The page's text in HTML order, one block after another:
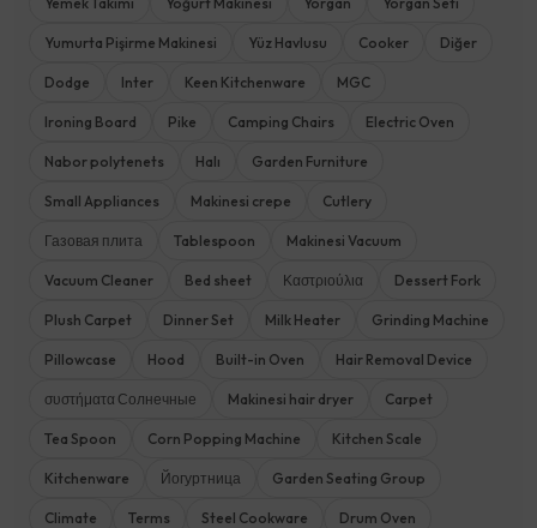
Yumurta Pişirme Makinesi Yüz Havlusu Cooker Diğer
Dodge Inter Keen Kitchenware MGC
Ironing Board Pike Camping Chairs Electric Oven
Nabor polytenets Halı Garden Furniture
Small Appliances Makinesi crepe Cutlery
Газовая плита Tablespoon Makinesi Vacuum
Vacuum Cleaner Bed sheet Καστριούλια Dessert Fork
Plush Carpet Dinner Set Milk Heater Grinding Machine
Pillowcase Hood Built-in Oven Hair Removal Device
συστήματα Солнечные Makinesi hair dryer Carpet
Tea Spoon Corn Popping Machine Kitchen Scale
Kitchenware Йогуртница Garden Seating Group
Climate Terms Steel Cookware Drum Oven